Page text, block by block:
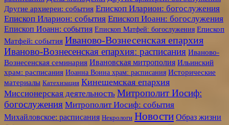
Другие архиереи: события Епископ Иларион: богослужения
Епископ Иларион: события Епископ Иоанн: богослужения
Епископ Иоанн: события Епископ Матфей: богослужения Епископ
Матфей: события Иваново-Вознесенская епархия
Иваново-Вознесенская епархия: расписания Иваново-
Вознесенская семинария Ивановская митрополия Ильинский
храм: расписания Иоанна Воина храм: расписания Исторические
материалы Катехизация Кинешемская епархия
Миссионерская деятельность Митрополит Иосиф:
богослужения Митрополит Иосиф: события
Михайловское: расписания Некрологи Новости Образ жизни